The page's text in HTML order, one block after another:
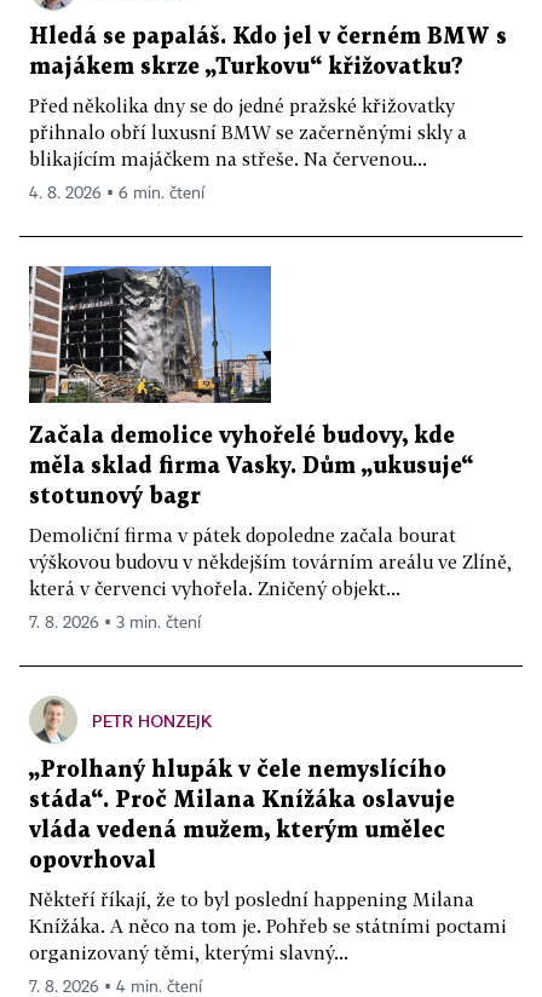
Hledá se papaláš. Kdo jel v černém BMW s
majákem skrze „Turkovu“ křižovatku?
Před několika dny se do jedné pražské křižovatky
přihnalo obří luxusní BMW se začerněnými skly a
blikajícím majáčkem na střeše. Na červenou...
4. 8. 2026 ▪ 6 min. čtení
Začala demolice vyhořelé budovy, kde
měla sklad firma Vasky. Dům „ukusuje“
stotunový bagr
Demoliční firma v pátek dopoledne začala bourat
výškovou budovu v někdejším továrním areálu ve Zlíně,
která v červenci vyhořela. Zničený objekt...
7. 8. 2026 ▪ 3 min. čtení
PETR HONZEJK
„Prolhaný hlupák v čele nemyslícího
stáda“. Proč Milana Knížáka oslavuje
vláda vedená mužem, kterým umělec
opovrhoval
Někteří říkají, že to byl poslední happening Milana
Knížáka. A něco na tom je. Pohřeb se státními poctami
organizovaný těmi, kterými slavný...
7. 8. 2026 ▪ 4 min. čtení